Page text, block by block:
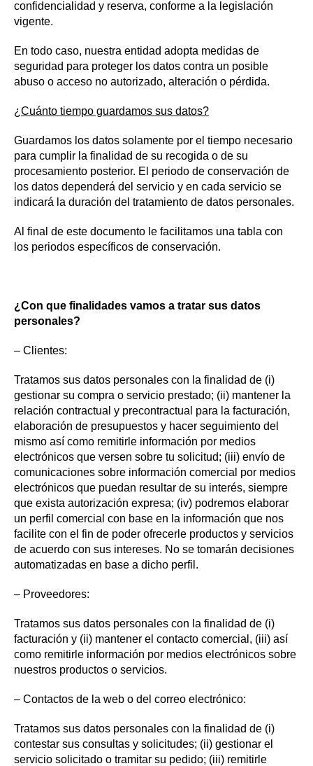
confidencialidad y reserva, conforme a la legislación
vigente.
En todo caso, nuestra entidad adopta medidas de
seguridad para proteger los datos contra un posible
abuso o acceso no autorizado, alteración o pérdida.
¿Cuánto tiempo guardamos sus datos?
Guardamos los datos solamente por el tiempo necesario
para cumplir la finalidad de su recogida o de su
procesamiento posterior. El periodo de conservación de
los datos dependerá del servicio y en cada servicio se
indicará la duración del tratamiento de datos personales.
Al final de este documento le facilitamos una tabla con
los periodos específicos de conservación.
¿Con que finalidades vamos a tratar sus datos
personales?
– Clientes:
Tratamos sus datos personales con la finalidad de (i)
gestionar su compra o servicio prestado; (ii) mantener la
relación contractual y precontractual para la facturación,
elaboración de presupuestos y hacer seguimiento del
mismo así como remitirle información por medios
electrónicos que versen sobre tu solicitud; (iii) envío de
comunicaciones sobre información comercial por medios
electrónicos que puedan resultar de su interés, siempre
que exista autorización expresa; (iv) podremos elaborar
un perfil comercial con base en la información que nos
facilite con el fin de poder ofrecerle productos y servicios
de acuerdo con sus intereses. No se tomarán decisiones
automatizadas en base a dicho perfil.
– Proveedores:
Tratamos sus datos personales con la finalidad de (i)
facturación y (ii) mantener el contacto comercial, (iii) así
como remitirle información por medios electrónicos sobre
nuestros productos o servicios.
– Contactos de la web o del correo electrónico:
Tratamos sus datos personales con la finalidad de (i)
contestar sus consultas y solicitudes; (ii) gestionar el
servicio solicitado o tramitar su pedido; (iii) remitirle